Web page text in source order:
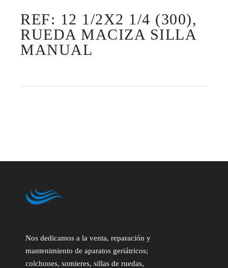
REF: 12 1/2X2 1/4 (300),
RUEDA MACIZA SILLA
MANUAL
Nos dedicamos a la venta, reparación y
mantenimiento de aparatos geriátricos;
colchones, somieres, sillas de ruedas,